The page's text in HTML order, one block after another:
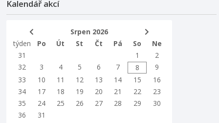
Kalendář akcí
Srpen 2026
týden
Po Út St Čt Pá So
Ne
31
1
2
32
3 4 5 6 7 8
9
33
10 11 12 13 14 15
16
34
17 18 19 20 21 22
23
35
24 25 26 27 28 29
30
36
31